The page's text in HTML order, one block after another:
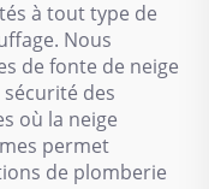
à tout type de
Nous
de fonte de neige
des
où la neige
permet
de plomberie